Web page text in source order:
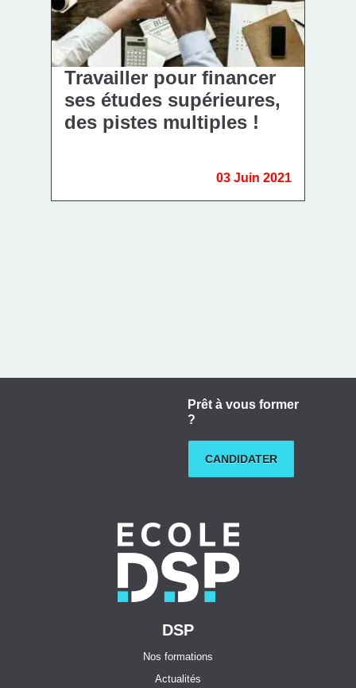
Travailler pour financer
ses études supérieures,
des pistes multiples !
03 Juin 2021
Prêt à vous former
?
CANDIDATER
DSP
Nos formations
Actualités